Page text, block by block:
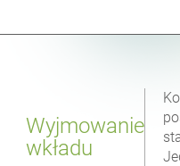
Wyjmowanie
wkładu